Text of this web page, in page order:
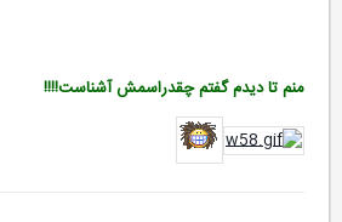
منم تا دیدم گفتم چقدراسمش آشناست!!!!